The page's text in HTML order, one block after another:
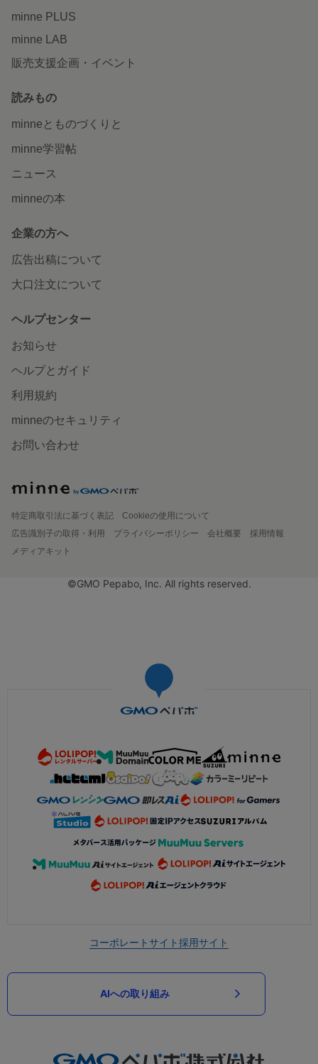
minne PLUS
minne LAB
販売支援企画・イベント
読みもの
minneとものづくりと
minne学習帖
ニュース
minneの本
企業の方へ
広告出稿について
大口注文について
ヘルプセンター
お知らせ
ヘルプとガイド
利用規約
minneのセキュリティ
お問い合わせ
特定商取引法に基づく表記
Cookieの使用について
広告識別子の取得・利用
プライバシーポリシー 会社概要
採用情報
メディアキット
©GMO Pepabo, Inc. All rights reserved.
コーポレートサイト採用サイト
AIへの取り組み